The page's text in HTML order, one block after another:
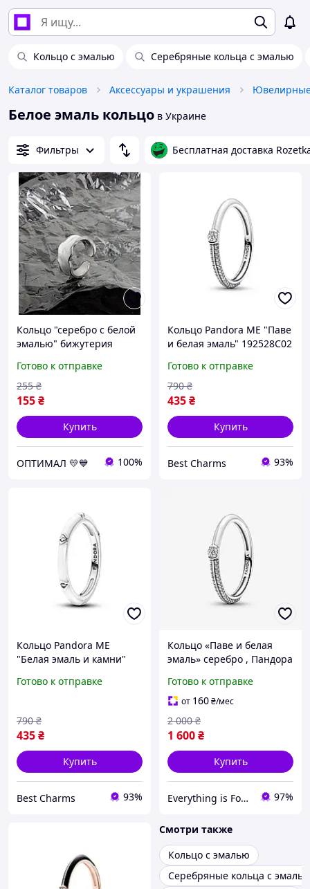
Кольцо с эмалью Серебряные кольца с эмалью
Каталог товаров Аксессуары и украшения
Белое эмаль кольцо в Украине
Фильтры Бесплатная доставка
Кольцо "серебро с белой
эмалью" бижутерия
Готово к отправке
155₴
255 ₴
Купить
ОПТИМАЛ 💛💙 100%
Кольцо Pandora ME "Паве
и белая эмаль" 192528C02
Готово к отправке
435₴
790 ₴
Купить
Best Charms 93%
Кольцо Pandora ME
"Белая эмаль и камни"
Готово к отправке
435₴
790 ₴
Купить
Best Charms 93%
Кольцо «Паве и белая
эмаль» серебро , Пандора
Готово к отправке
от 160₴/мес
1 600₴
2 000 ₴
Купить
Everything is For You 97%
Смотри также
Кольцо с эмалью
Серебряные кольца с